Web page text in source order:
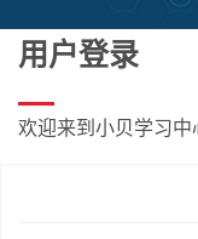
用户登录
欢迎来到小贝学习中